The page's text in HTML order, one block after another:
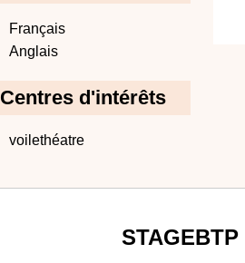
Français
Anglais
Centres d'intérêts
voilethéatre
STAGEBTP